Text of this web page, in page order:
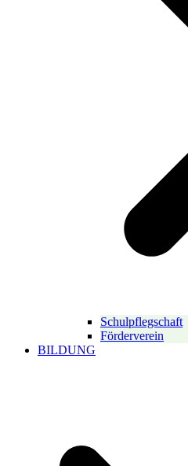
Schulpflegschaft
Förderverein
BILDUNG